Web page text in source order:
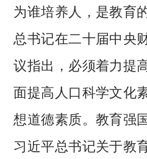
为谁培养人，是教育
总书记在二十届中央
议指出，必须着力提
面提高人口科学文化
想道德素质。教育强
习近平总书记关于教